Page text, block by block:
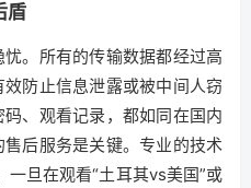
盾
。所有的传输数据都经过高
防止信息泄露或被中间人窃
、观看记录，都如同在国内
后服务是关键。专业的技术
旦在观看“土耳其vs美国”或